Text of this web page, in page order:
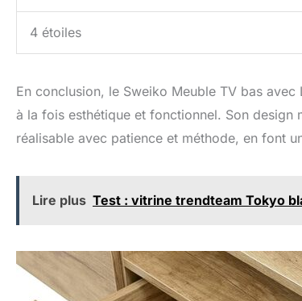
4 étoiles
En conclusion, le Sweiko Meuble TV bas
à la fois esthétique et fonctionnel. Son design
réalisable avec patience et méthode, en font
Lire plus Test : vitrine trendteam Tokyo